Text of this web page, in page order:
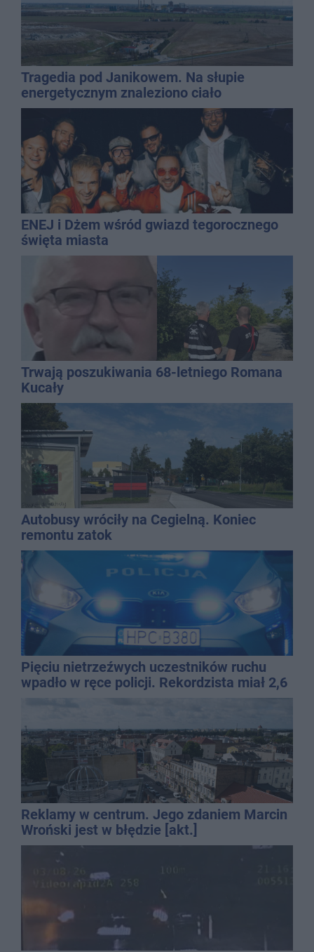
Tragedia pod Janikowem. Na słupie
energetycznym znaleziono ciało
mężczyzny
ENEJ i Dżem wśród gwiazd tegorocznego
święta miasta
Trwają poszukiwania 68-letniego Romana
Kucały
Autobusy wróciły na Cegielną. Koniec
remontu zatok
Pięciu nietrzeźwych uczestników ruchu
wpadło w ręce policji. Rekordzista miał 2,6
Reklamy w centrum. Jego zdaniem Marcin
Wroński jest w błędzie [akt.]